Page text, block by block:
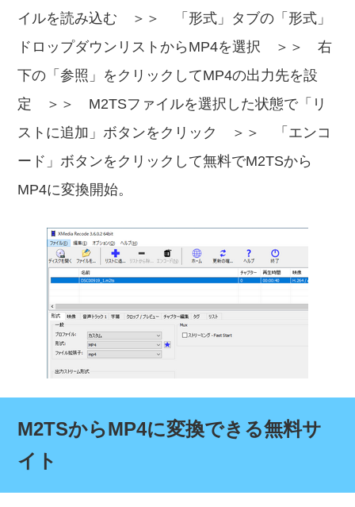
イルを読み込む ＞＞ 「形式」タブの「形式」
ドロップダウンリストからMP4を選択 ＞＞ 右
下の「参照」をクリックしてMP4の出力先を設
定 ＞＞ M2TSファイルを選択した状態で「リ
ストに追加」ボタンをクリック ＞＞ 「エンコ
ード」ボタンをクリックして無料でM2TSから
MP4に変換開始。
M2TSからMP4に変換できる無料サ
イト